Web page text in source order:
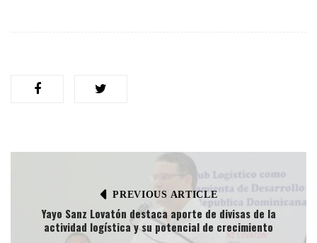
PREVIOUS ARTICLE
Yayo Sanz Lovatón destaca aporte de divisas de la
actividad logística y su potencial de crecimiento